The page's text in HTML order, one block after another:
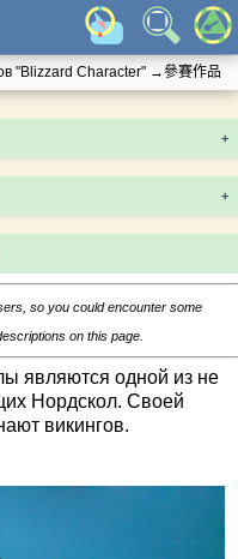
"Blizzard Character" →參賽作品
+
+
so you could encounter some
on this page.
являются одной из не
Нордскол. Своей
викингов.